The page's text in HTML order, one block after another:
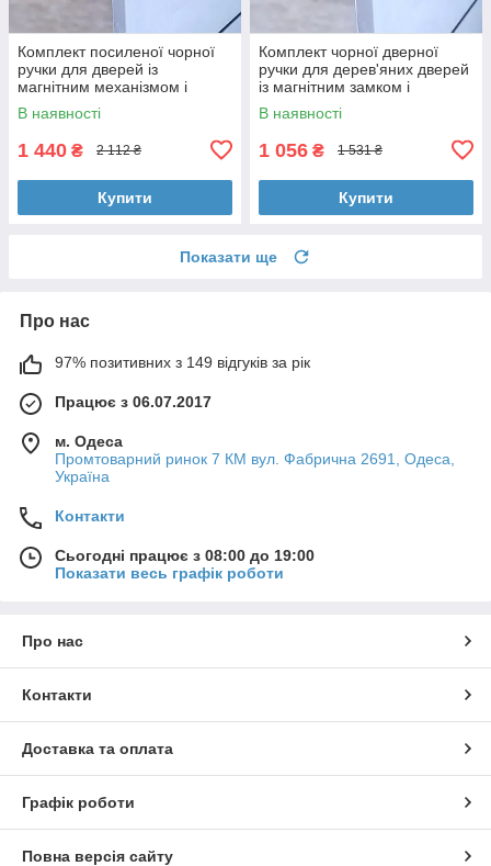
Комплект посиленої чорної
ручки для дверей із
магнітним механізмом і
фіксатором WC TRION MARS
Z-49 Black
В наявності
1 440 ₴ 2 112 ₴
Купити
Комплект чорної дверної
ручки для дерев'яних дверей
із магнітним замком і
фіксатором TRION RADIANT
AL-49 Black
В наявності
1 056 ₴ 1 531 ₴
Купити
Показати ще
Про нас
97% позитивних з 149 відгуків за рік
Працює з 06.07.2017
м. Одеса
Промтоварний ринок 7 КМ вул. Фабрична 2691, Одеса,
Україна
Контакти
Сьогодні працює з 08:00 до 19:00
Показати весь графік роботи
Про нас
Контакти
Доставка та оплата
Графік роботи
Повна версія сайту